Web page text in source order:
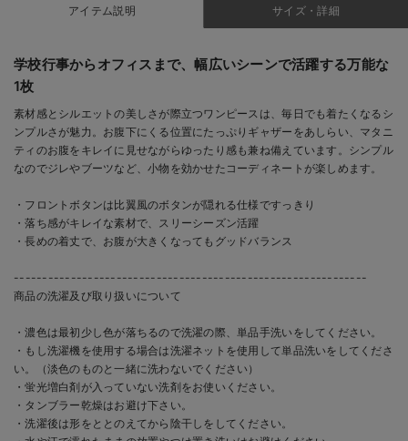
アイテム説明 サイズ・詳細
学校行事からオフィスまで、幅広いシーンで活躍する万能な
1枚
素材感とシルエットの美しさが際立つワンピースは、毎日でも着たくなるシ
ンプルさが魅力。お腹下にくる位置にたっぷりギャザーをあしらい、マタニ
ティのお腹をキレイに見せながらゆったり感も兼ね備えています。シンプル
なのでジレやブーツなど、小物を効かせたコーディネートが楽しめます。
・フロントボタンは比翼風のボタンが隠れる仕様ですっきり
・落ち感がキレイな素材で、スリーシーズン活躍
・長めの着丈で、お腹が大きくなってもグッドバランス
--------------------------------------------------------------
商品の洗濯及び取り扱いについて
・濃色は最初少し色が落ちるので洗濯の際、単品手洗いをしてください。
・もし洗濯機を使用する場合は洗濯ネットを使用して単品洗いをしてくださ
い。（淡色のものと一緒に洗わないでください）
・蛍光増白剤が入っていない洗剤をお使いください。
・タンブラー乾燥はお避け下さい。
・洗濯後は形をととのえてから陰干しをしてください。